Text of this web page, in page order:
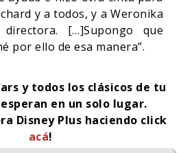
y a todos, y a Weronika
[…]Supongo que
por ello de esa manera”.
y todos los clásicos de tu
en un solo lugar.
Disney Plus haciendo click
acá!